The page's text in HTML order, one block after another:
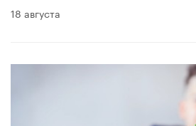
18 августа